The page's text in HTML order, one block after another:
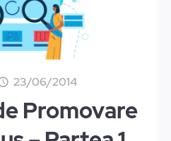
23/06/2014
Promovare